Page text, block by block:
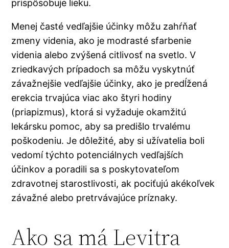
prispôsobuje lieku.
Menej časté vedľajšie účinky môžu zahŕňať
zmeny videnia, ako je modrasté sfarbenie
videnia alebo zvýšená citlivosť na svetlo. V
zriedkavých prípadoch sa môžu vyskytnúť
závažnejšie vedľajšie účinky, ako je predĺžená
erekcia trvajúca viac ako štyri hodiny
(priapizmus), ktorá si vyžaduje okamžitú
lekársku pomoc, aby sa predišlo trvalému
poškodeniu. Je dôležité, aby si užívatelia boli
vedomí týchto potenciálnych vedľajších
účinkov a poradili sa s poskytovateľom
zdravotnej starostlivosti, ak pociťujú akékoľvek
závažné alebo pretrvávajúce príznaky.
Ako sa má Levitra